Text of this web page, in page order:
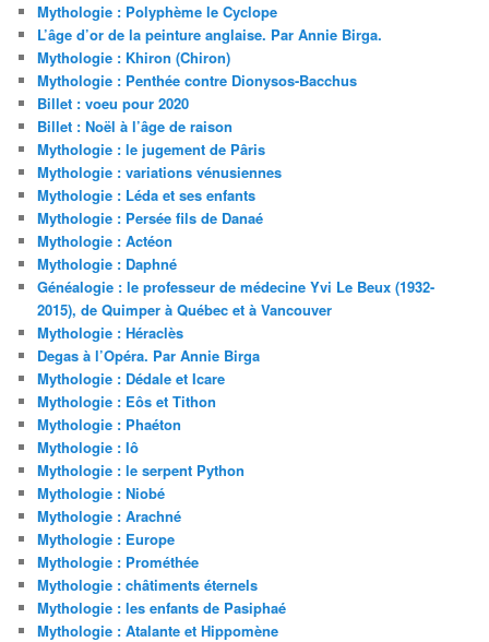
Mythologie : Polyphème le Cyclope
L’âge d’or de la peinture anglaise. Par Annie Birga.
Mythologie : Khiron (Chiron)
Mythologie : Penthée contre Dionysos-Bacchus
Billet : voeu pour 2020
Billet : Noël à l’âge de raison
Mythologie : le jugement de Pâris
Mythologie : variations vénusiennes
Mythologie : Léda et ses enfants
Mythologie : Persée fils de Danaé
Mythologie : Actéon
Mythologie : Daphné
Généalogie : le professeur de médecine Yvi Le Beux (1932-
2015), de Quimper à Québec et à Vancouver
Mythologie : Héraclès
Degas à l’Opéra. Par Annie Birga
Mythologie : Dédale et Icare
Mythologie : Eôs et Tithon
Mythologie : Phaéton
Mythologie : Iô
Mythologie : le serpent Python
Mythologie : Niobé
Mythologie : Arachné
Mythologie : Europe
Mythologie : Prométhée
Mythologie : châtiments éternels
Mythologie : les enfants de Pasiphaé
Mythologie : Atalante et Hippomène